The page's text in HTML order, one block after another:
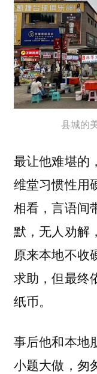
县城的
最让他难堪的
维堂习惯性用
相看，言语间
默，无人劝解
原来本地不收
求助，但最终
纸币。
事后他和本地
小题大做，匆